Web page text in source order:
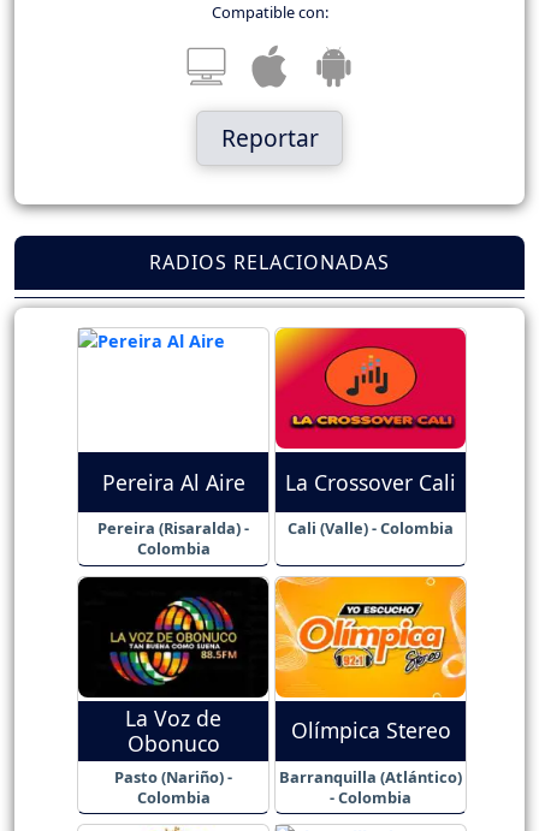
Compatible con:
Reportar
RADIOS RELACIONADAS
Pereira Al Aire
Pereira (Risaralda) -
Colombia
La Crossover Cali
Cali (Valle) - Colombia
La Voz de
Obonuco
Pasto (Nariño) -
Colombia
Olímpica Stereo
Barranquilla (Atlántico)
- Colombia